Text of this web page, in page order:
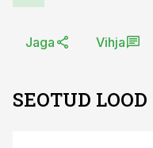
Jaga Vihja
SEOTUD LOOD